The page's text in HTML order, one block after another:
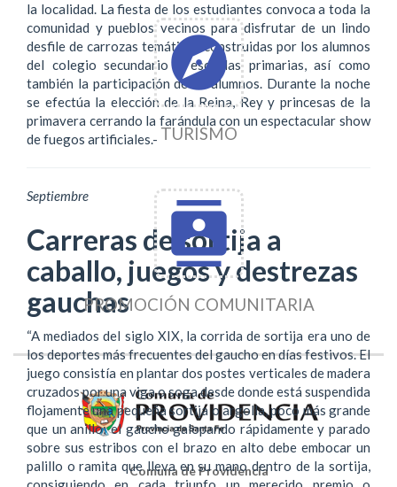
la localidad. La fiesta de los estudiantes convoca a toda la
comunidad y pueblos vecinos para disfrutar de un lindo
desfile de carrozas temáticas construidas por los alumnos
del colegio secundario y escuelas primarias, así como
también la participación de ex alumnos. Durante la noche
se efectúa la elección de la Reina, Rey y princesas de la
primavera cerrando la farándula con un espectacular show
de fuegos artificiales.-
Septiembre
Carreras de sortija a
caballo, juegos y destrezas
gauchas
“A mediados del siglo XIX, la corrida de sortija era uno de
los deportes más frecuentes del gaucho en días festivos. El
juego consistía en plantar dos postes verticales de madera
cruzados por una viga o soga desde donde está suspendida
flojamente una pequeña sortija o argolla, poco más grande
que un anillo; el gaucho galopando rápidamente y parado
sobre sus estribos con el brazo en alto debe embocar un
palillo o ramita que lleva en su mano dentro de la sortija,
explore
TURISMO
contacts
PROMOCIÓN COMUNITARIA
Comuna de Providencia